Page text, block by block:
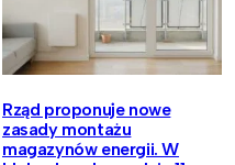
Rząd proponuje nowe
zasady montażu
magazynów energii. W